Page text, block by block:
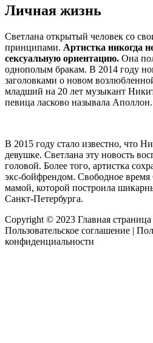
Личная жизнь
Светлана открытый человек со
принципами. Артистка никогда
сексуальную ориентацию. Она
однополым бракам. В 2014 году
заголовками о новом
младший на 20 лет музыкант
певица ласково называла Аполлон.
В 2015 году стало известно, что
девушке. Светлана эту новость
головой. Более того, артистка
экс-бойфрендом. Свободное время
мамой, которой построила
Санкт-Петербурга.
Copyright © 2023 Главная страница
Пользовательское соглашение |
конфиденциальности